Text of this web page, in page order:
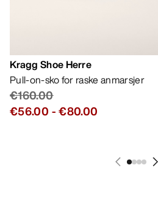
Kragg Shoe Herre
Pull-on-sko for raske anmarsjer
€160.00
€56.00 -€80.00